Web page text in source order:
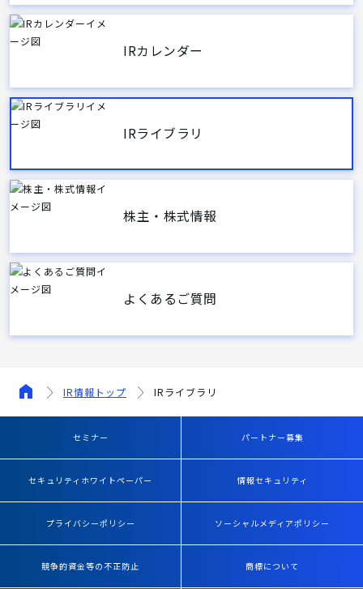
IRカレンダー
IRライブラリ
株主・株式情報
よくあるご質問
IR情報トップ IRライブラリ
セミナー パートナー募集
セキュリティホワイトペーパー 情報セキュリティ
プライバシーポリシー ソーシャルメディアポリシー
競争的資金等の不正防止 商標について